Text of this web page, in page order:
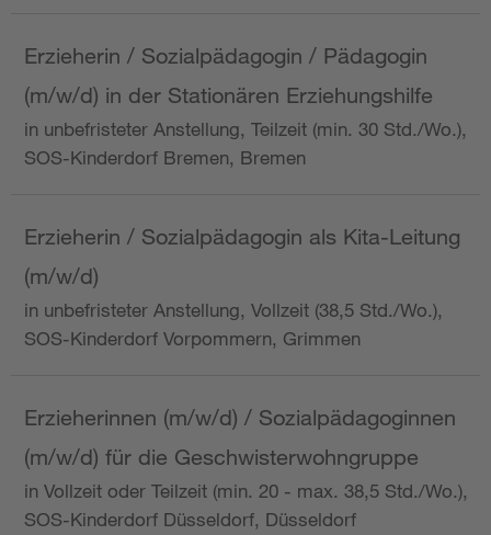
Erzieherin / Sozialpädagogin / Pädagogin
(m/w/d) in der Stationären Erziehungshilfe
in unbefristeter Anstellung, Teilzeit (min. 30 Std./Wo.),
SOS-Kinderdorf Bremen, Bremen
Erzieherin / Sozialpädagogin als Kita-Leitung
(m/w/d)
in unbefristeter Anstellung, Vollzeit (38,5 Std./Wo.),
SOS-Kinderdorf Vorpommern, Grimmen
Erzieherinnen (m/w/d) / Sozialpädagoginnen
(m/w/d) für die Geschwisterwohngruppe
in Vollzeit oder Teilzeit (min. 20 - max. 38,5 Std./Wo.),
SOS-Kinderdorf Düsseldorf, Düsseldorf